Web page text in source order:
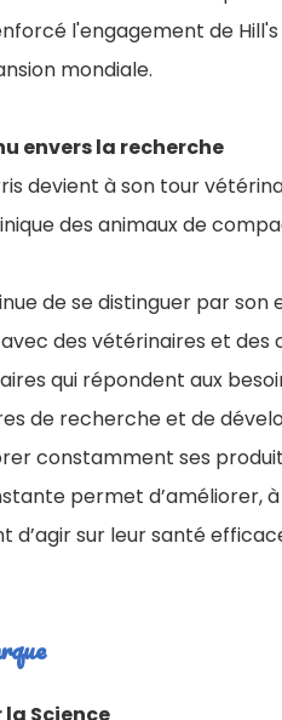
l'engagement de
mondiale.
envers la recherche
devient à son tour
des animaux de
de se distinguer par
des vétérinaires et
qui répondent aux
de recherche et de
constamment ses
permet d’améliorer,
d’agir sur leur santé